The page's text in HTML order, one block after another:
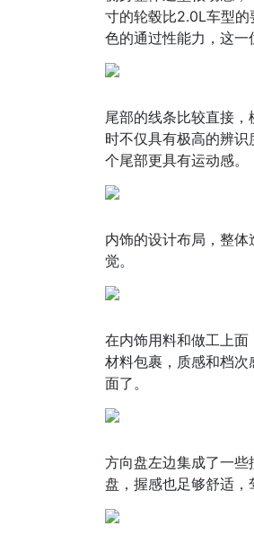
寸的轮毂比2.0L车型
色的通过性能力，这一
尾部的线条比较直接
时不仅具有极高的辨
个尾部更具有运动感。
内饰的设计布局，整
觉。
在内饰用料和做工上
材料包裹，质感和档
面了。
方向盘左边集成了一
盘，握感也足够舒适，